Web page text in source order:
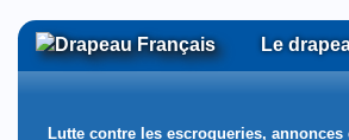
Le
Lutte contre les escroqueries, annonces